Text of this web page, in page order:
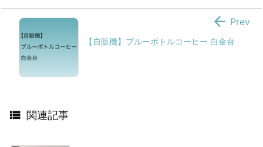
【自販機】ブルーボトルコーヒー 白金台
 Prev
 関連記事